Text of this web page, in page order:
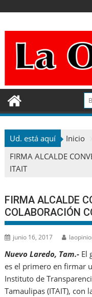
contenido
Ud. está aquí Inicio
FIRMA ALCALDE
ITAIT
FIRMA ALCALDE
COLABORACIÓN
junio 16, 2017
Nuevo Laredo, Tam.- El
es el primero en firmar
Instituto de
Tamaulipas (ITAIT), con